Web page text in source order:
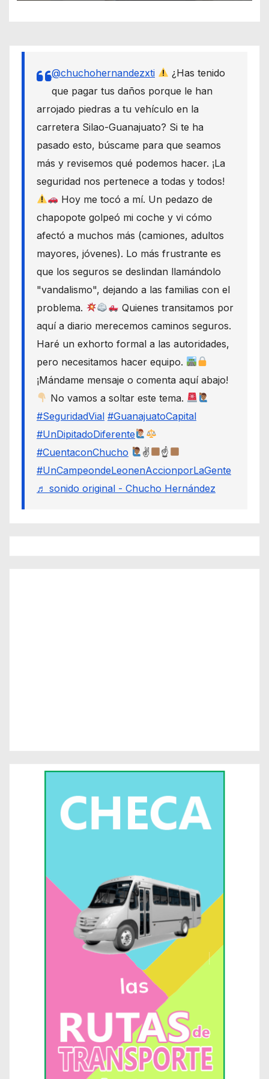
@chuchohernandezxti
¿Has tenido
que pagar tus daños porque le han
arrojado piedras a tu vehículo en la
carretera Silao-Guanajuato? Si te ha
pasado esto, búscame para que seamos
más y revisemos qué podemos hacer. ¡La
seguridad nos pertenece a todas y todos!
Hoy me tocó a mí. Un pedazo de
chapopote golpeó mi coche y vi cómo
afectó a muchos más (camiones, adultos
mayores, jóvenes). Lo más frustrante es
que los seguros se deslindan llamándolo
"vandalismo", dejando a las familias con el
problema.
Quienes transitamos por
aquí a diario merecemos caminos seguros.
Haré un exhorto formal a las autoridades,
pero necesitamos hacer equipo.
¡Mándame mensaje o comenta aquí abajo!
No vamos a soltar este tema.
#SeguridadVial #GuanajuatoCapital
#UnDipitadoDiferente
#CuentaconChucho
✌
☝
#UnCampeondeLeonenAccionporLaGente
♬ sonido original - Chucho Hernández